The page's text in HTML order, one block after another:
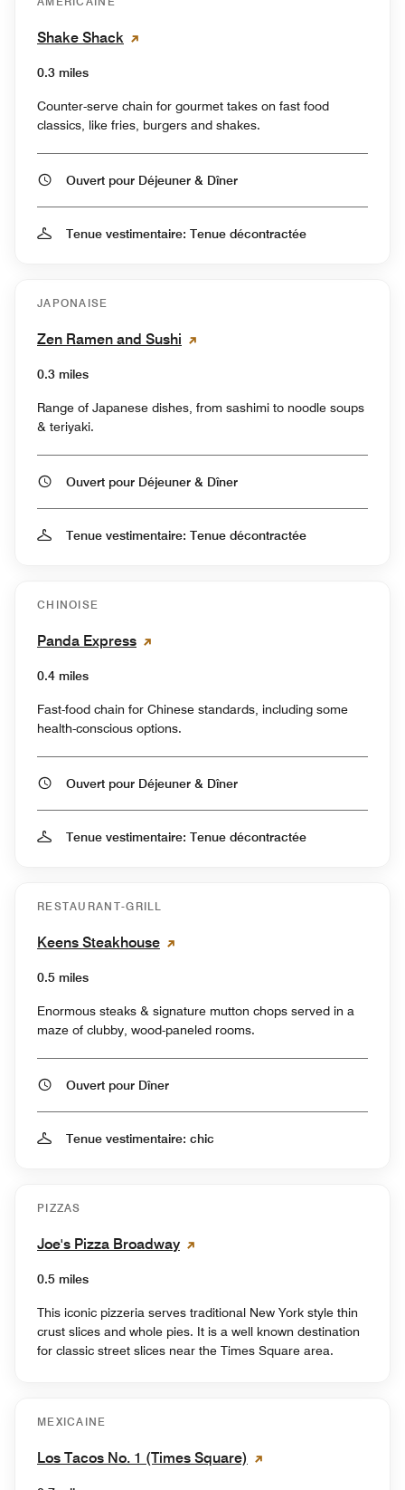
Shake Shack
0.3 miles
Counter-serve chain for gourmet takes on fast food
classics, like fries, burgers and shakes.
Ouvert pour Déjeuner & Dîner
Tenue vestimentaire: Tenue décontractée
JAPONAISE
Zen Ramen and Sushi
0.3 miles
Range of Japanese dishes, from sashimi to noodle soups
& teriyaki.
Ouvert pour Déjeuner & Dîner
Tenue vestimentaire: Tenue décontractée
CHINOISE
Panda Express
0.4 miles
Fast-food chain for Chinese standards, including some
health-conscious options.
Ouvert pour Déjeuner & Dîner
Tenue vestimentaire: Tenue décontractée
RESTAURANT-GRILL
Keens Steakhouse
0.5 miles
Enormous steaks & signature mutton chops served in a
maze of clubby, wood-paneled rooms.
Ouvert pour Dîner
Tenue vestimentaire: chic
PIZZAS
Joe's Pizza Broadway
0.5 miles
This iconic pizzeria serves traditional New York style thin
crust slices and whole pies. It is a well known destination
for classic street slices near the Times Square area.
MEXICAINE
Los Tacos No. 1 (Times Square)